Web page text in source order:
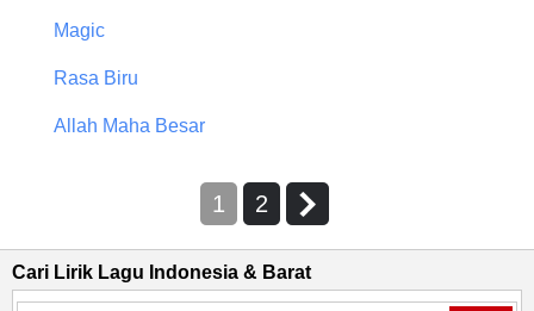
Magic
Rasa Biru
Allah Maha Besar
1 2
Cari Lirik Lagu Indonesia & Barat